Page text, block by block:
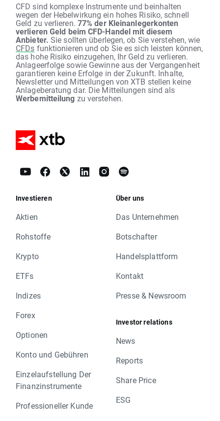
CFD sind komplexe Instrumente und beinhalten
wegen der Hebelwirkung ein hohes Risiko, schnell
Geld zu verlieren. 77% der Kleinanlegerkonten
verlieren Geld beim CFD-Handel mit diesem
Anbieter. Sie sollten überlegen, ob Sie verstehen, wie
CFDs funktionieren und ob Sie es sich leisten können,
das hohe Risiko einzugehen, Ihr Geld zu verlieren.
Anlageerfolge sowie Gewinne aus der Vergangenheit
garantieren keine Erfolge in der Zukunft. Inhalte,
Newsletter und Mitteilungen von XTB stellen keine
Anlageberatung dar. Die Mitteilungen sind als
Werbemitteilung zu verstehen.
Investieren
Aktien
Rohstoffe
Krypto
ETFs
Indizes
Forex
Optionen
Konto und Gebühren
Einzelaufstellung Der
Finanzinstrumente
Professioneller Kunde
Über uns
Das Unternehmen
Botschafter
Handelsplattform
Kontakt
Presse & Newsroom
Investor relations
News
Reports
Share Price
ESG